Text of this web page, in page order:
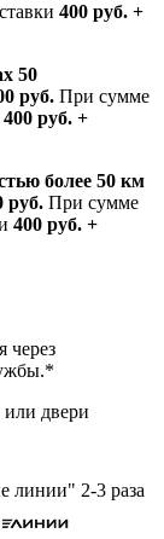
400 руб. +
50
руб. При сумме
400 руб. +
более 50 км
руб. При сумме
400 руб. +
через
двери
2-3 раза